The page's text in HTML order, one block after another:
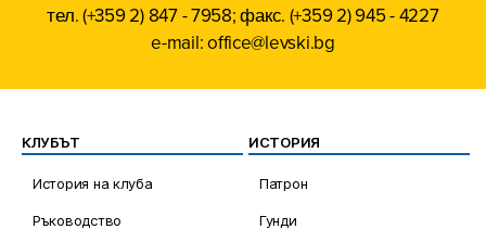
тел. (+359 2) 847 - 7958; факс. (+359 2) 945 - 4227
e-mail: office@levski.bg
КЛУБЪТ
История на клуба
Ръководство
ИСТОРИЯ
Патрон
Гунди